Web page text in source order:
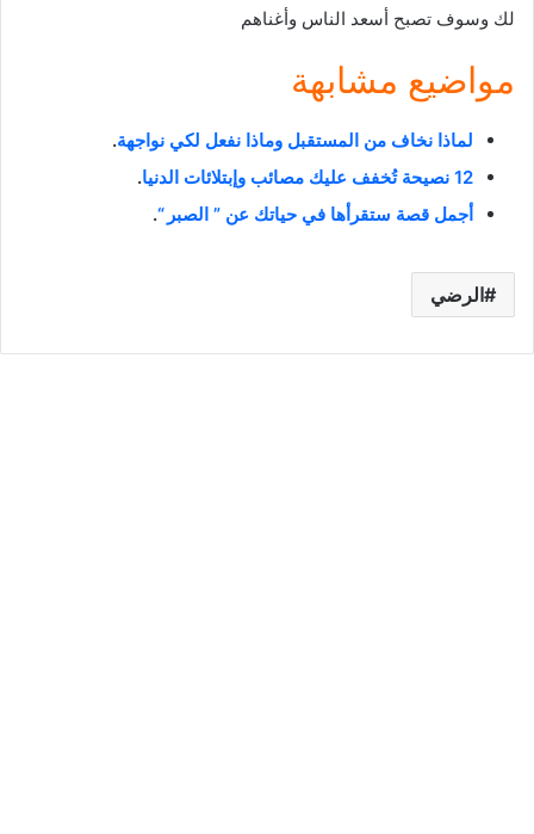
لك وسوف تصبح أسعد الناس وأغناهم
مواضيع مشابهة
لماذا نخاف من المستقبل وماذا نفعل لكي نواجهة.
12 نصيحة تُخفف عليك مصائب وإبتلائات الدنيا
.
أجمل قصة ستقرأها في حياتك عن ” الصبر “.
الرضي